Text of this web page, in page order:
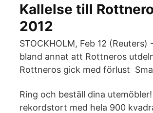
Kallelse till
2012
STOCKHOLM, Feb 12
bland annat att Rottneros
Rottneros gick med förlust
Ring och beställ dina
rekordstort med hela 900